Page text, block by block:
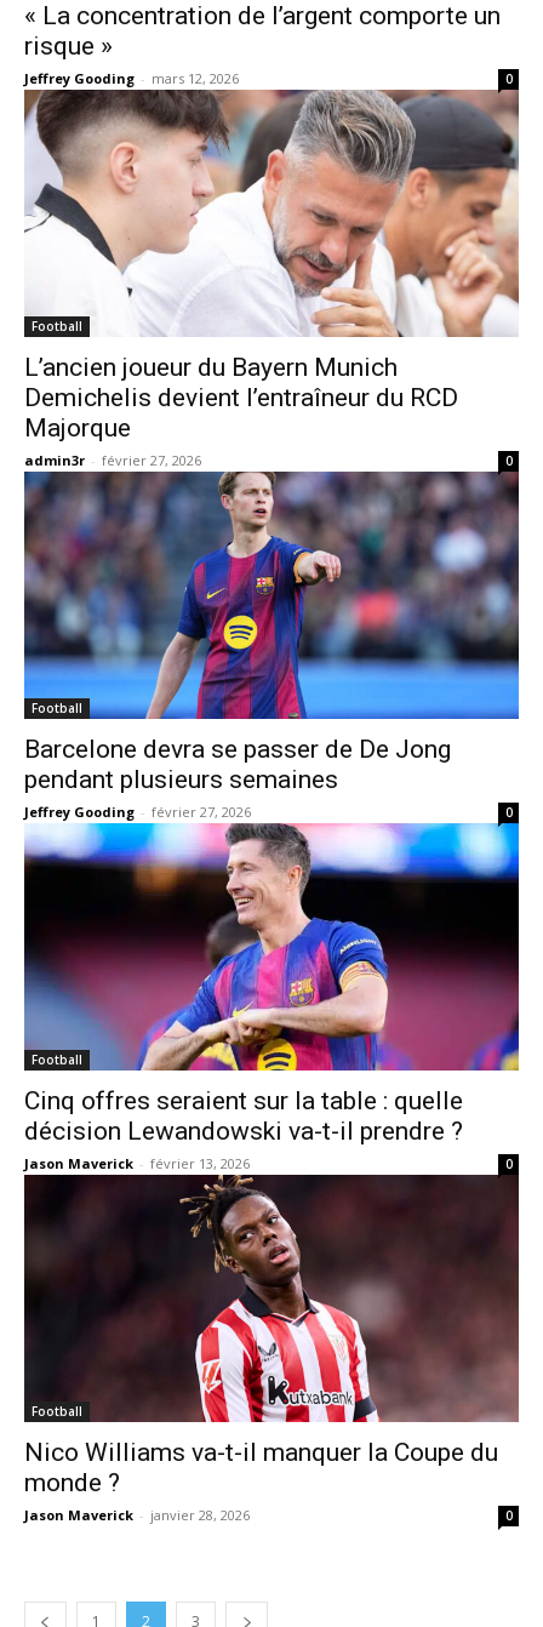
« La concentration de l’argent comporte un
risque »
Jeffrey Gooding - mars 12, 2026 0
Football
L’ancien joueur du Bayern Munich
Demichelis devient l’entraîneur du RCD
Majorque
admin3r - février 27, 2026 0
Football
Barcelone devra se passer de De Jong
pendant plusieurs semaines
Jeffrey Gooding - février 27, 2026 0
Football
Cinq offres seraient sur la table : quelle
décision Lewandowski va-t-il prendre ?
Jason Maverick - février 13, 2026 0
Football
Nico Williams va-t-il manquer la Coupe du
monde ?
Jason Maverick - janvier 28, 2026 0
1 2 3